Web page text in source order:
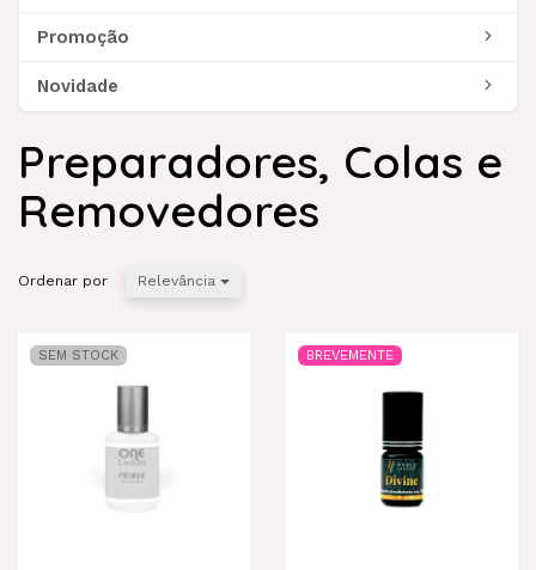
Promoção
Novidade
Preparadores, Colas e
Removedores
Ordenar por Relevância
SEM STOCK BREVEMENTE